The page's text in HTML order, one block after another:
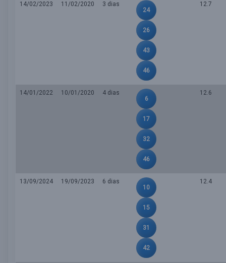
14/02/2023 11/02/2020
3 dias
24
26
43
46
12.7
14/01/2022 10/01/2020
4 dias
6
17
32
46
12.6
13/09/2024 19/09/2023
6 dias
10
15
31
42
12.4